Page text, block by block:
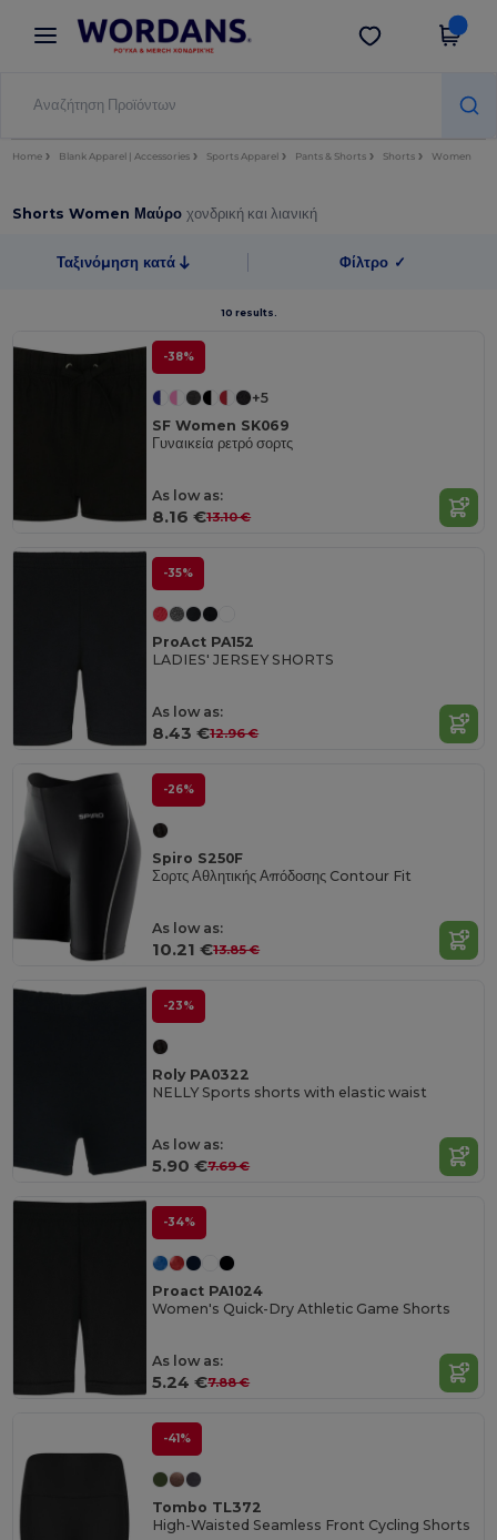
× Εφαρμογή Wordans
Καλύτερες τιμές στην εφαρμογή!
Λήψη app
Home Blank Apparel | Accessories Sports Apparel Pants & Shorts Shorts Women
Shorts Women Μαύροχονδρική και λιανική
Ταξινόμηση κατά Φίλτρο ✓
10 results.
-38%
+5
SF Women SK069
Γυναικεία ρετρό σορτς
As low as:
8.16 €13.10 €
-35%
ProAct PA152
LADIES' JERSEY SHORTS
As low as:
8.43 €12.96 €
-26%
Spiro S250F
Σορτς Αθλητικής Απόδοσης Contour Fit
As low as:
10.21 €13.85 €
-23%
Roly PA0322
NELLY Sports shorts with elastic waist
As low as:
5.90 €7.69 €
-34%
Proact PA1024
Women's Quick-Dry Athletic Game Shorts
As low as:
5.24 €7.88 €
-41%
Tombo TL372
High-Waisted Seamless Front Cycling Shorts